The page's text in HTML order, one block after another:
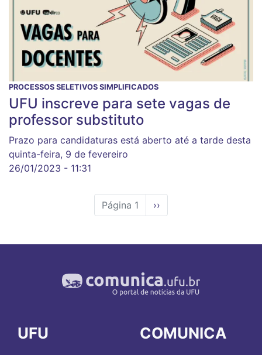
PROCESSOS SELETIVOS SIMPLIFICADOS
UFU inscreve para sete vagas de
professor substituto
Prazo para candidaturas está aberto até a tarde desta
quinta-feira, 9 de fevereiro
26/01/2023 - 11:31
Página 1
Próxima
página
››
UFU COMUNICA